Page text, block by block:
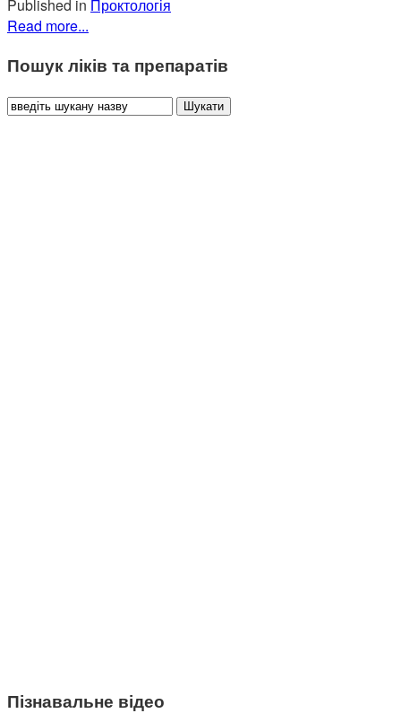
Published in Проктологія
Read more...
Пошук ліків та препаратів
Пізнавальне відео